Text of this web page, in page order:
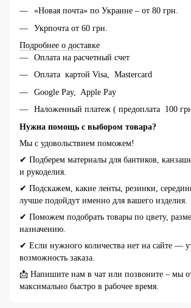
«Новая почта» по Украине – от 80 грн.
Укрпочта от 60 грн.
Подробнее о доставке
Оплата на расчетный счет
Оплата картой Visa, Mastercard
Google Pay, Apple Pay
Наложенный платеж ( предоплата 100
Нужна помощь с выбором товара?
Мы с удовольствием поможем!
✔ Подберем материалы для бантиков,
и рукоделия.
✔ Подскажем, какие ленты, резинки,
лучше подойдут именно для вашего изделия.
✔ Поможем подобрать товары по цвету,
назначению.
✔ Если нужного количества нет на сайте —
возможность заказа.
📩 Напишите нам в чат или позвоните – мы
максимально быстро в рабочее время.